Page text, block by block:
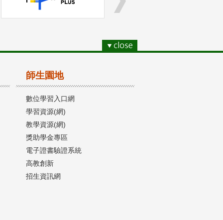
師生園地
數位學習入口網
學習資源(網)
教學資源(網)
獎助學金專區
電子證書驗證系統
高教創新
招生資訊網